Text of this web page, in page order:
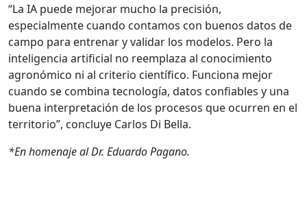
“La IA puede mejorar mucho la precisión,
especialmente cuando contamos con buenos datos de
campo para entrenar y validar los modelos. Pero la
inteligencia artificial no reemplaza al conocimiento
agronómico ni al criterio científico. Funciona mejor
cuando se combina tecnología, datos confiables y una
buena interpretación de los procesos que ocurren en el
territorio”, concluye Carlos Di Bella.
*En homenaje al Dr. Eduardo Pagano.